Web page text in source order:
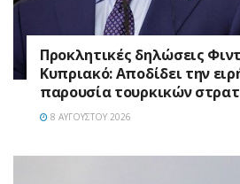
Προκλητικές δηλώσεις
Κυπριακό: Αποδίδει την
παρουσία τουρκικών
8 ΑΥΓΟΎΣΤΟΥ 2026